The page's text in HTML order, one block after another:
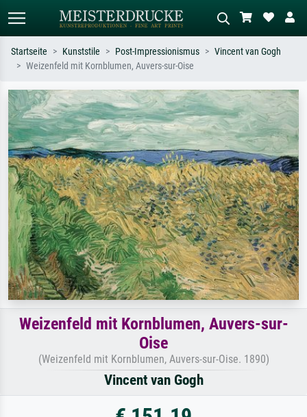
Suchen Sie nach Künstlern, Werktiteln
oder Stilen – z.B. Monet,
Sternennacht, Impressionismus, Welle
Hokusai, Akt.
Beschreiben Sie die Szene – z.B. Grüne
Wiese, Abstrakt mit viel Rot, Dunkles
Ölgemälde, Stehender Akt neben einem
Baum.
Startseite Kunststile Post-Impressionismus
Vincent van Gogh
Weizenfeld mit Kornblumen, Auvers-sur-Oise
Weizenfeld mit Kornblumen, Auvers-sur-
Oise
(Weizenfeld mit Kornblumen, Auvers-sur-Oise. 1890)
Vincent van Gogh